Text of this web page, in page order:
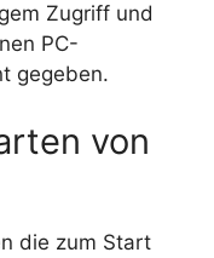
Zugriff und
PC-
gegeben.
von
die zum Start